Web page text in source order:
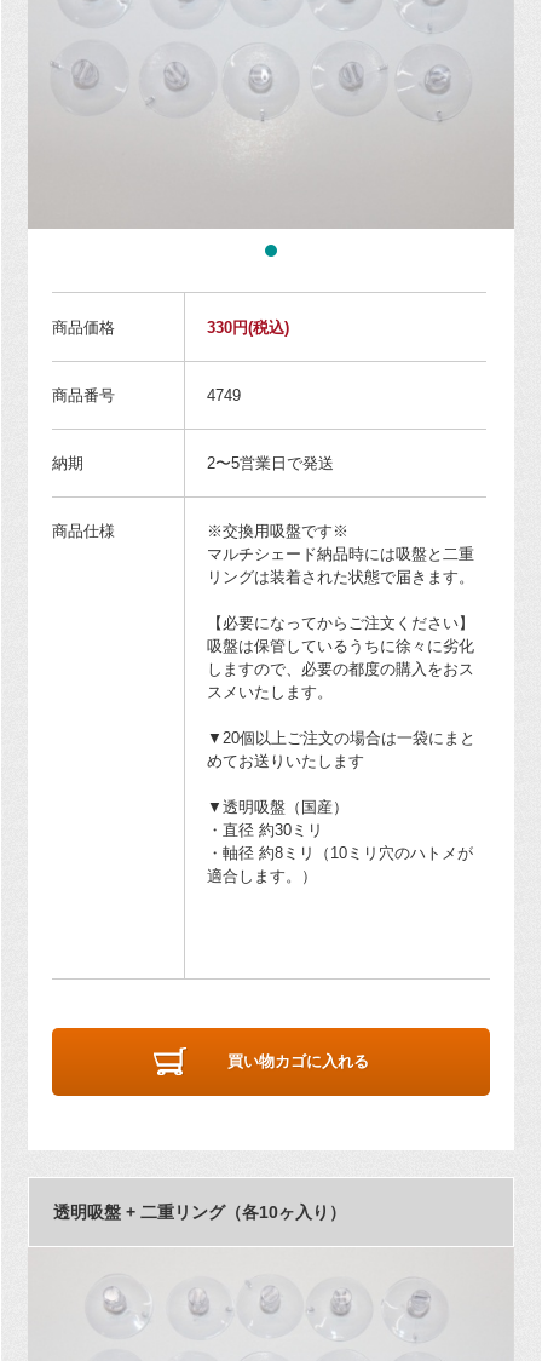
商品価格 330円(税込)
商品番号 4749
納期 2〜5営業日で発送
商品仕様
※交換用吸盤です※
マルチシェード納品時には吸盤と二重
リングは装着された状態で届きます。
【必要になってからご注文ください】
吸盤は保管しているうちに徐々に劣化
しますので、必要の都度の購入をおス
スメいたします。
▼20個以上ご注文の場合は一袋にまと
めてお送りいたします
▼透明吸盤（国産）
・直径 約30ミリ
・軸径 約8ミリ（10ミリ穴のハトメが
適合します。）
買い物カゴに入れる
透明吸盤 + 二重リング（各10ヶ入り）